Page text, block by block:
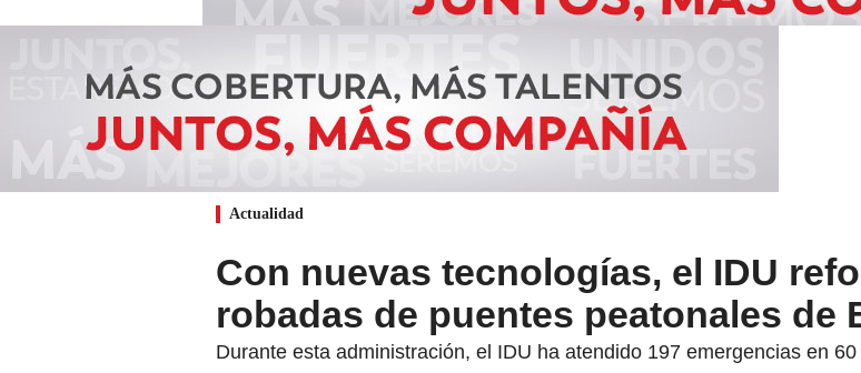
Actualidad
Con nuevas tecnologías, el IDU
robadas de puentes peatonales de
Durante esta administración, el IDU ha atendido 197 emergencias en